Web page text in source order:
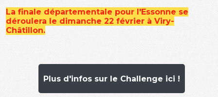
La finale départementale pour l'Essonne se
déroulera le dimanche 22 février à Viry-
Châtillon.
Plus d'infos sur le Challenge ici !